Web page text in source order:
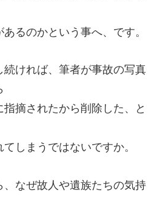
るのかという事へ、です。
ければ、筆者が事故の写真
摘されたから削除した、と
しまうではないですか。
なぜ故人や遺族たちの気持